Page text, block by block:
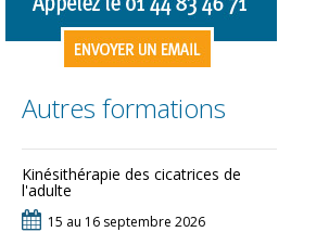
Autres formations
Kinésithérapie des cicatrices de
l'adulte
15 au 16 septembre 2026